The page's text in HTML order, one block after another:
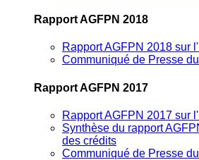
Rapport AGFPN 2018
Rapport AGFPN 2018 sur
Communiqué de Presse
Rapport AGFPN 2017
Rapport AGFPN 2017 sur
Synthèse du rapport
des crédits
Communiqué de Presse